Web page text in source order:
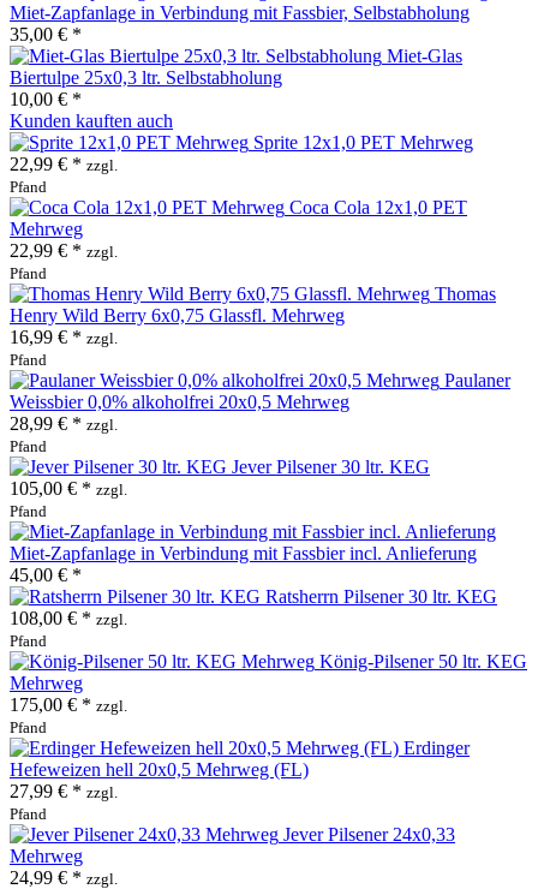
Miet-Zapfanlage in Verbindung mit Fassbier, Selbstabholung
35,00 € *
Miet-Glas
Biertulpe 25x0,3 ltr. Selbstabholung
10,00 € *
Kunden kauften auch
Sprite 12x1,0 PET Mehrweg
22,99 € * zzgl.
Pfand
Coca Cola 12x1,0 PET
Mehrweg
22,99 € * zzgl.
Pfand
Thomas
Henry Wild Berry 6x0,75 Glassfl. Mehrweg
16,99 € * zzgl.
Pfand
Paulaner
Weissbier 0,0% alkoholfrei 20x0,5 Mehrweg
28,99 € * zzgl.
Pfand
Jever Pilsener 30 ltr. KEG
105,00 € * zzgl.
Pfand
Miet-Zapfanlage in Verbindung mit Fassbier incl. Anlieferung
45,00 € *
Ratsherrn Pilsener 30 ltr. KEG
108,00 € * zzgl.
Pfand
König-Pilsener 50 ltr. KEG
Mehrweg
175,00 € * zzgl.
Pfand
Erdinger
Hefeweizen hell 20x0,5 Mehrweg (FL)
27,99 € * zzgl.
Pfand
Jever Pilsener 24x0,33
Mehrweg
24,99 € * zzgl.